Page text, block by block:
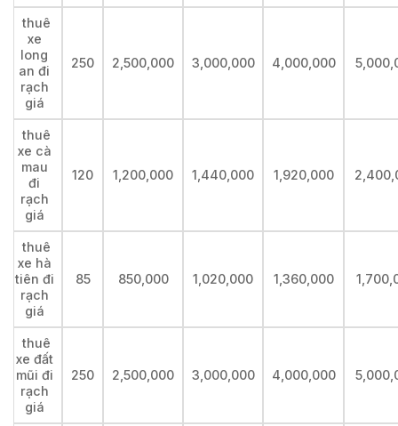
thuê
xe
long
an đi
rạch
giá
250 2,500,000 3,000,000 4,000,000
thuê
xe cà
mau
đi
rạch
giá
120 1,200,000 1,440,000 1,920,000
thuê
xe hà
tiên đi
rạch
giá
85 850,000 1,020,000 1,360,000
thuê
xe đất
mũi đi
rạch
giá
250 2,500,000 3,000,000 4,000,000